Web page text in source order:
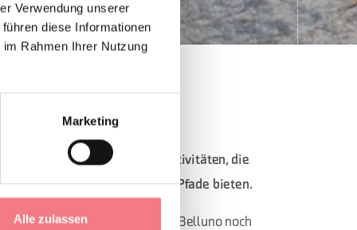
Verwendung unserer
diese Informationen
Rahmen Ihrer Nutzung
Marketing
Alle zulassen
hier im Winter möglichen Aktivitäten, die
abseits der ausgetretenen Pfade bieten.
auf die Dolomiten von Belluno noch